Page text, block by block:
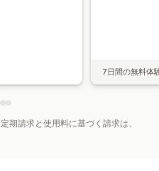
7日間の無料体
期請求と使用料に基づく請求は、